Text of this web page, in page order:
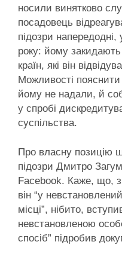
носили винятково
посадовець
підозри напередодні,
року: йому
країн, які він
Можливості
йому не надали, й
у спробі
суспільства.
Про власну позицію
підозри Дмитро
Facebook. Каже, що,
він “у
місці”, нібито,
невстановленою
спосіб” підробив